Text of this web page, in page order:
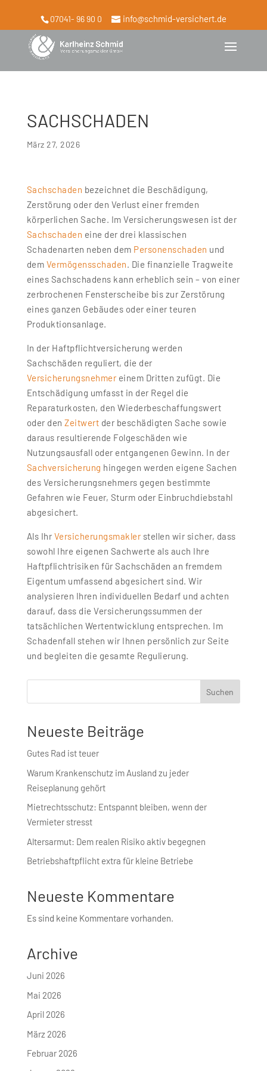
07041- 96 90 0 info@schmid-versichert.de
SACHSCHADEN
März 27, 2026
Sachschaden bezeichnet die Beschädigung,
Zerstörung oder den Verlust einer fremden
körperlichen Sache. Im Versicherungswesen ist der
Sachschaden eine der drei klassischen
Schadenarten neben dem Personenschaden und
dem Vermögensschaden. Die finanzielle Tragweite
eines Sachschadens kann erheblich sein – von einer
zerbrochenen Fensterscheibe bis zur Zerstörung
eines ganzen Gebäudes oder einer teuren
Produktionsanlage.
In der Haftpflichtversicherung werden
Sachschäden reguliert, die der
Versicherungsnehmereinem Dritten zufügt. Die
Entschädigung umfasst in der Regel die
Reparaturkosten, den Wiederbeschaffungswert
oder denZeitwert der beschädigten Sache sowie
daraus resultierende Folgeschäden wie
Nutzungsausfall oder entgangenen Gewinn. In der
Sachversicherung hingegen werden eigene Sachen
des Versicherungsnehmers gegen bestimmte
Gefahren wie Feuer, Sturm oder Einbruchdiebstahl
abgesichert.
Als Ihr Versicherungsmaklerstellen wir sicher, dass
sowohl Ihre eigenen Sachwerte als auch Ihre
Haftpflichtrisiken für Sachschäden an fremdem
Eigentum umfassend abgesichert sind. Wir
analysieren Ihren individuellen Bedarf und achten
darauf, dass die Versicherungssummen der
tatsächlichen Wertentwicklung entsprechen. Im
Schadenfall stehen wir Ihnen persönlich zur Seite
und begleiten die gesamte Regulierung.
Suchen
Neueste Beiträge
Gutes Rad ist teuer
Warum Krankenschutz im Ausland zu jeder
Reiseplanung gehört
Mietrechtsschutz: Entspannt bleiben, wenn der
Vermieter stresst
Altersarmut: Dem realen Risiko aktiv begegnen
Betriebshaft­pflicht extra für kleine Betriebe
Neueste Kommentare
Es sind keine Kommentare vorhanden.
Archive
Juni 2026
Mai 2026
April 2026
März 2026
Februar 2026